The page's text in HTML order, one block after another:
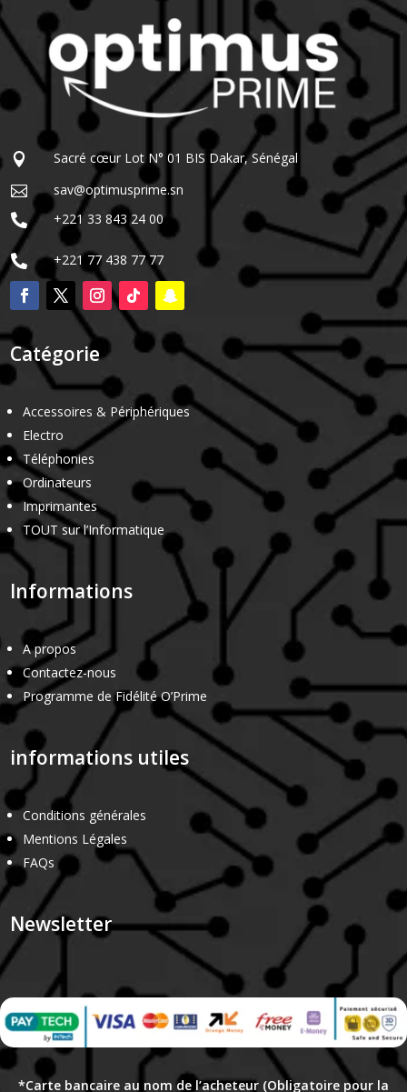
 Sacré cœur Lot N° 01 BIS Dakar, Sénégal
 sav@optimusprime.sn
 +221 33 843 24 00
 +221 77 438 77 77
Catégorie
Accessoires & Périphériques
Electro
Téléphonies
Ordinateurs
Imprimantes
TOUT sur l’Informatique
Informations
A propos
Contactez-nous
Programme de Fidélité O’Prime
informations utiles
Conditions générales
Mentions Légales
FAQs
Newsletter
*Carte bancaire au nom de l’acheteur (Obligatoire pour la